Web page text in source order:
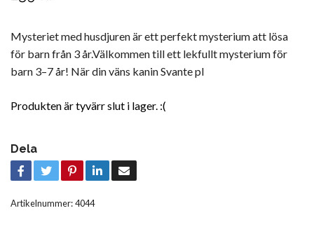
Mysteriet med husdjuren är ett perfekt mysterium att lösa
för barn från 3 år.Välkommen till ett lekfullt mysterium för
barn 3–7 år! När din väns kanin Svante pl
Produkten är tyvärr slut i lager. :(
Dela
Artikelnummer:4044